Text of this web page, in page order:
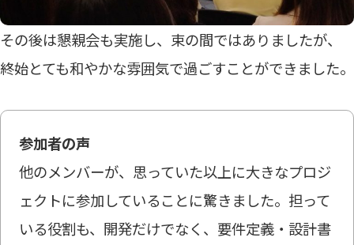
その後は懇親会も実施し、束の間ではありましたが、
終始とても和やかな雰囲気で過ごすことができました。
参加者の声
他のメンバーが、思っていた以上に大きなプロジ
ェクトに参加していることに驚きました。担って
いる役割も、開発だけでなく、要件定義・設計書